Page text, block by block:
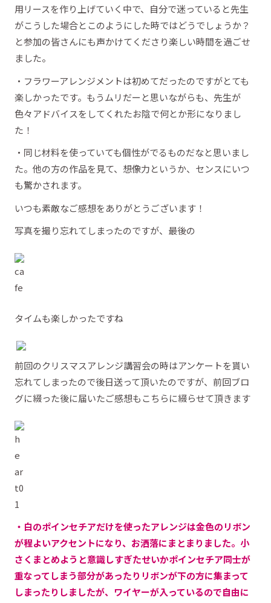
用リースを作り上げていく中で、自分で迷っていると先生
がこうした場合とこのようにした時ではどうでしょうか？
と参加の皆さんにも声かけてくださり楽しい時間を過ごせ
ました。
・フラワーアレンジメントは初めてだったのですがとても
楽しかったです。もうムリだーと思いながらも、先生が
色々アドバイスをしてくれたお陰で何とか形になりまし
た！
・同じ材料を使っていても個性がでるものだなと思いまし
た。他の方の作品を見て、想像力というか、センスにいつ
も驚かされます。
いつも素敵なご感想をありがとうございます！
写真を撮り忘れてしまったのですが、最後の
タイムも楽しかったですね
前回のクリスマスアレンジ講習会の時はアンケートを貰い
忘れてしまったので後日送って頂いたのですが、前回ブロ
グに綴った後に届いたご感想もこちらに綴らせて頂きます
・白のポインセチアだけを使ったアレンジは金色のリボン
が程よいアクセントになり、お洒落にまとまりました。小
さくまとめようと意識しすぎたせいかポインセチア同士が
重なってしまう部分があったりリボンが下の方に集まって
しまったりしましたが、ワイヤーが入っているので自由に